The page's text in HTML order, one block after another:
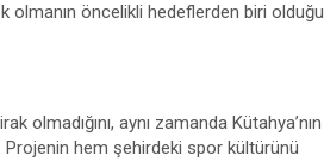
olmanın öncelikli hedeflerden biri olduğu
olmadığını, aynı zamanda Kütahya’nın
Projenin hem şehirdeki spor kültürünü